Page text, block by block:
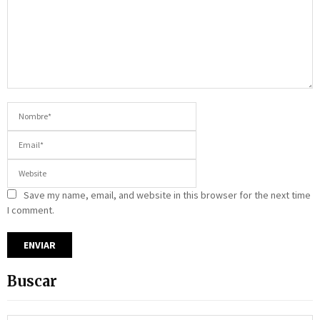
Save my name, email, and website in this browser for the next time
I comment.
Buscar